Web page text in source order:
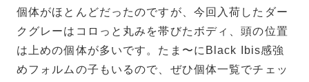
個体がほとんどだったのですが、今回入荷したダー
クグレーはコロっと丸みを帯びたボディ、頭の位置
は上めの個体が多いです。たま〜にBlack Ibis感強
めフォルムの子もいるので、ぜひ個体一覧でチェッ